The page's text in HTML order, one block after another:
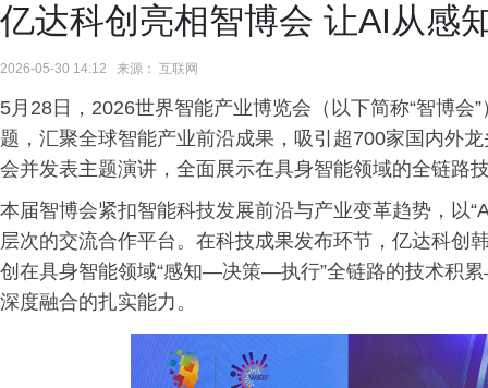
亿达科创亮相智博会 让AI从感
2026-05-30 14:12 来源： 互联网
5月28日，2026世界智能产业博览会（以下简称“智博会
题，汇聚全球智能产业前沿成果，吸引超700家国内外
会并发表主题演讲，全面展示在具身智能领域的全链路
本届智博会紧扣智能科技发展前沿与产业变革趋势，以
层次的交流合作平台。在科技成果发布环节，亿达科创
创在具身智能领域“感知—决策—执行”全链路的技术积
深度融合的扎实能力。